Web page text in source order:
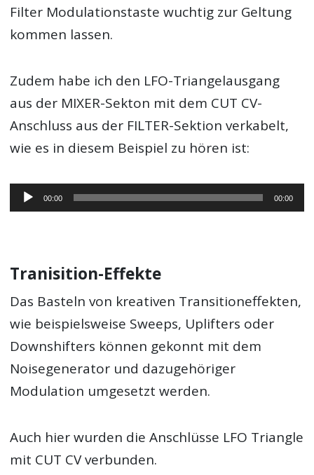
Filter Modulationstaste wuchtig zur Geltung
kommen lassen.
Zudem habe ich den LFO-Triangelausgang
aus der MIXER-Sekton mit dem CUT CV-
Anschluss aus der FILTER-Sektion verkabelt,
wie es in diesem Beispiel zu hören ist:
Audio-
Player
00:00 00:00
Tranisition-Effekte
Das Basteln von kreativen Transitioneffekten,
wie beispielsweise Sweeps, Uplifters oder
Downshifters können gekonnt mit dem
Noisegenerator und dazugehöriger
Modulation umgesetzt werden.
Auch hier wurden die Anschlüsse LFO Triangle
mit CUT CV verbunden.